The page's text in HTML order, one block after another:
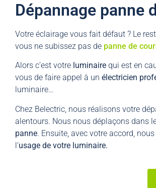
Dépannage panne
Votre éclairage vous fait défaut ? Le
vous ne subissez pas de panne de
Alors c’est votre luminaire qui est en
vous de faire appel à un électricien
luminaire…
Chez Belectric, nous réalisons votre
alentours. Nous nous déplaçons dans
panne. Ensuite, avec votre accord,
l’usage de votre luminaire.